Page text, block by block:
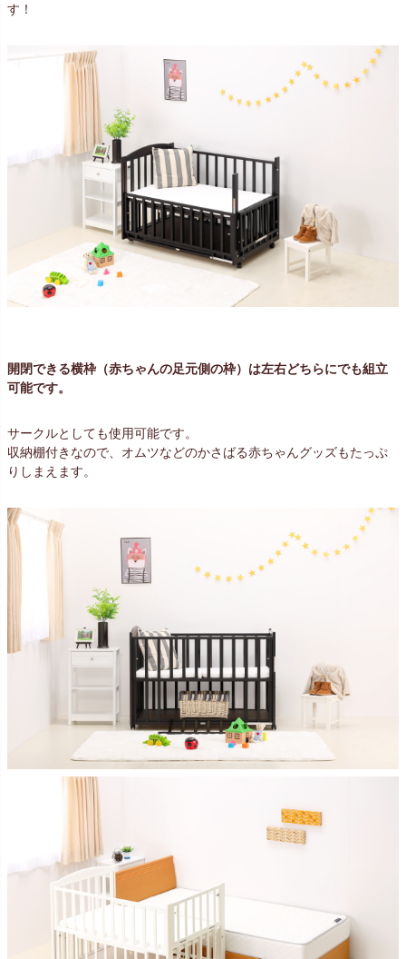
す！
開閉できる横枠（赤ちゃんの足元側の枠）は左右どちらにでも組立
可能です。
サークルとしても使用可能です。
収納棚付きなので、オムツなどのかさばる赤ちゃんグッズもたっぷ
りしまえます。